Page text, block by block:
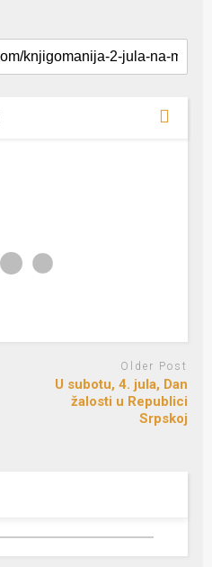
Older Post
U subotu, 4. jula, Dan
žalosti u Republici
Srpskoj